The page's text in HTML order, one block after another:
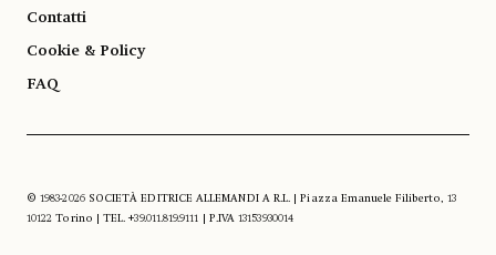
Contatti
Cookie & Policy
FAQ
© 1983-2026 SOCIETÀ EDITRICE ALLEMANDI A R.L. | Piazza Emanuele Filiberto, 13
10122 Torino | TEL. +39.011.819.9111 | P.IVA 13153930014